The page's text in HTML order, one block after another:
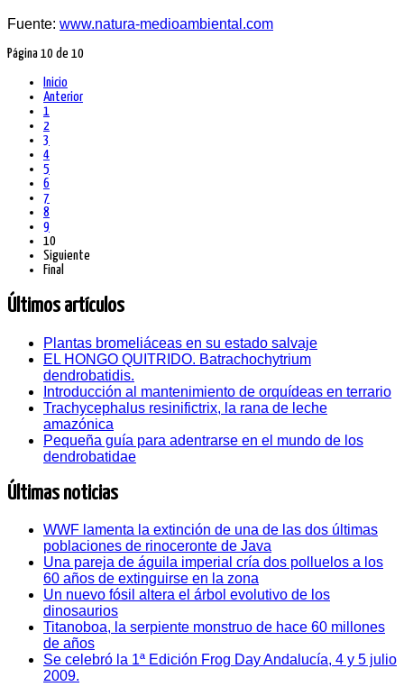
Fuente: www.natura-medioambiental.com
Página 10 de 10
Inicio
Anterior
1
2
3
4
5
6
7
8
9
10
Siguiente
Final
Últimos artículos
Plantas bromeliáceas en su estado salvaje
EL HONGO QUITRIDO. Batrachochytrium
dendrobatidis.
Introducción al mantenimiento de orquídeas en terrario
Trachycephalus resinifictrix, la rana de leche
amazónica
Pequeña guía para adentrarse en el mundo de los
dendrobatidae
Últimas noticias
WWF lamenta la extinción de una de las dos últimas
poblaciones de rinoceronte de Java
Una pareja de águila imperial cría dos polluelos a los
60 años de extinguirse en la zona
Un nuevo fósil altera el árbol evolutivo de los
dinosaurios
Titanoboa, la serpiente monstruo de hace 60 millones
de años
Se celebró la 1ª Edición Frog Day Andalucía, 4 y 5 julio
2009.